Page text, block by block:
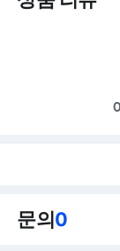
문의0